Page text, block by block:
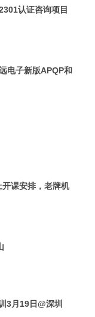
认证咨询项目
电子新版APQP和
课安排，老牌机
3月19日@深圳